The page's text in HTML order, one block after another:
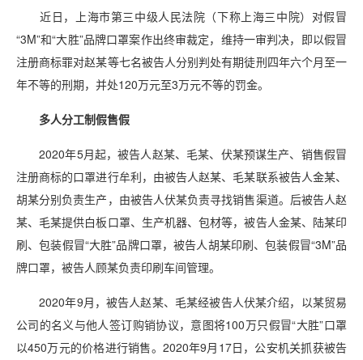
近日，上海市第三中级人民法院（下称上海三中院）对假冒
“3M”和“大胜”品牌口罩案作出终审裁定，维持一审判决，即以假冒
注册商标罪对赵某等七名被告人分别判处有期徒刑四年六个月至一
年不等的刑期，并处120万元至3万元不等的罚金。
多人分工制假售假
2020年5月起，被告人赵某、毛某、伏某预谋生产、销售假冒
注册商标的口罩进行牟利，由被告人赵某、毛某联系被告人金某、
胡某分别负责生产，由被告人伏某负责寻找销售渠道。后被告人赵
某、毛某提供白板口罩、生产机器、包材等，被告人金某、陆某印
刷、包装假冒“大胜”品牌口罩，被告人胡某印刷、包装假冒“3M”品
牌口罩，被告人顾某负责印刷车间管理。
2020年9月，被告人赵某、毛某经被告人伏某介绍，以某贸易
公司的名义与他人签订购销协议，意图将100万只假冒“大胜”口罩
以450万元的价格进行销售。2020年9月17日，公安机关抓获被告